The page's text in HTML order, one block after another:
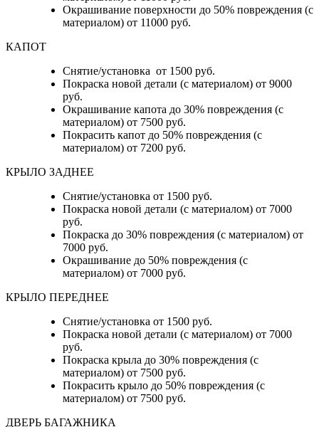
Окрашивание поверхности до 50% повреждения (с
материалом) от 11000 руб.
КАПОТ
Снятие/установка от 1500 руб.
Покраска новой детали (с материалом) от 9000
руб.
Окрашивание капота до 30% повреждения (с
материалом) от 7500 руб.
Покрасить капот до 50% повреждения (с
материалом) от 7200 руб.
КРЫЛО ЗАДНЕЕ
Снятие/установка от 1500 руб.
Покраска новой детали (с материалом) от 7000
руб.
Покраска до 30% повреждения (с материалом) от
7000 руб.
Окрашивание до 50% повреждения (с
материалом) от 7000 руб.
КРЫЛО ПЕРЕДНЕЕ
Снятие/установка от 1500 руб.
Покраска новой детали (с материалом) от 7000
руб.
Покраска крыла до 30% повреждения (с
материалом) от 7500 руб.
Покрасить крыло до 50% повреждения (с
материалом) от 7500 руб.
ДВЕРЬ БАГАЖНИКА